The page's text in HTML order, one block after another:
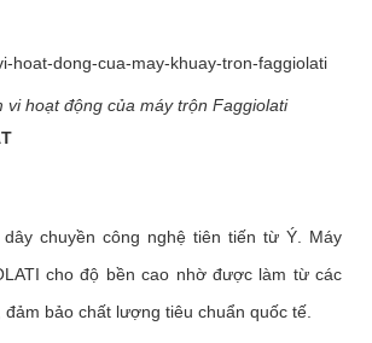
vi hoạt động của máy trộn Faggiolati
chuyền công nghệ tiên tiến từ Ý. Máy
cho độ bền cao nhờ được làm từ các
bảo chất lượng tiêu chuẩn quốc tế.